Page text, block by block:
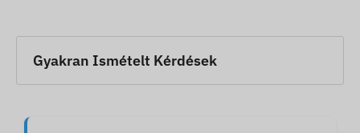
Gyakran Ismételt Kérdések